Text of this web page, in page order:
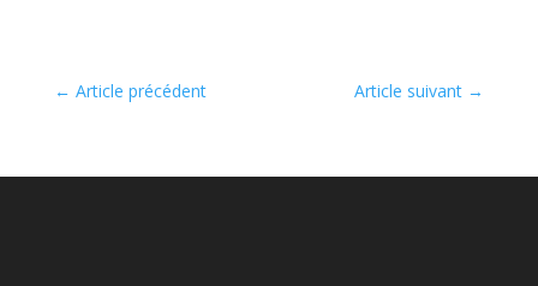
← Article précédent Article suivant →